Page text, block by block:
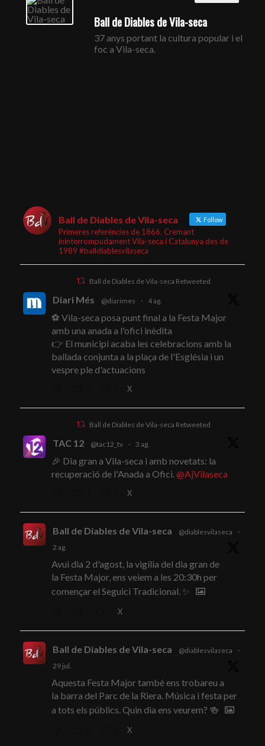
Ball de Diables de Vila-seca
37 anys portant la cultura popular i el
foc a Vila-seca.
Ball de Diables de Vila-seca Follow
Primeres referències de 1866. Cremant
ininterrompudament Vila-seca i Catalunya des de
1989 #balldiablesvilaseca
Ball de Diables de Vila-seca Retweeted
Diari Més @diarimes · 4 ag.
⚽ Vila-seca posa punt final a la Festa Major
amb una anada a l'ofici inèdita
👉 El municipi acaba les celebracions amb la
ballada conjunta a la plaça de l'Església i un
vespre ple d'actuacions
X
Ball de Diables de Vila-seca Retweeted
TAC 12 @tac12_tv · 3 ag.
🎉 Dia gran a Vila-seca i amb novetats: la
recuperació de l'Anada a Ofici.@AjVilaseca
X
Ball de Diables de Vila-seca @diablesvilaseca
·
2 ag.
Avui dia 2 d'agost, la vigília del dia gran de
la Festa Major, ens veiem a les 20:30h per
començar el Seguici Tradicional. ✨
X
Ball de Diables de Vila-seca @diablesvilaseca
·
29 jul.
Aquesta Festa Major també ens trobareu a
la barra del Parc de la Riera. Música i festa per
a tots els públics. Quin dia ens veurem? 🍻
X